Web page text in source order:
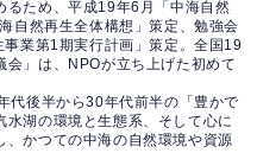
るため、平成19年6月「中海自然
自然再生全体構想」策定、勉強会
業第1期実行計画」策定。全国19
」は、NPOが立ち上げた初めて
代後半から30年代前半の「豊かで
湖の環境と生態系、そして心に
かつての中海の自然環境や資源